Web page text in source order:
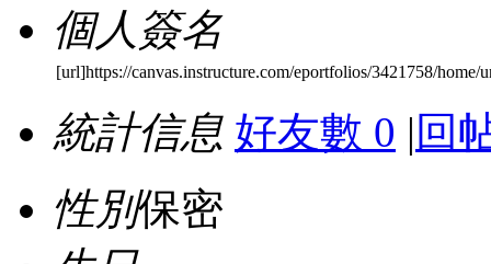
個人簽名
[url]https://canvas.instructure.com/eportfolios/3421758/home/
統計信息 好友數 0 | 回
性別保密